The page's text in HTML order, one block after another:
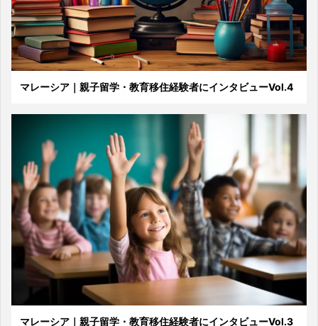
マレーシア｜親子留学・教育移住経験者にインタビューVol.4
マレーシア｜親子留学・教育移住経験者にインタビューVol.3